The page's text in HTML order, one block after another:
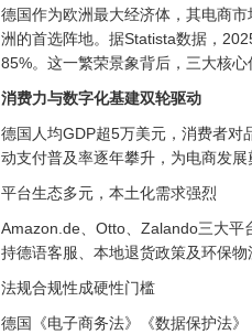
德国作为欧洲最大经济体，其电商
洲的首选阵地。据Statista数据，
85%。这一繁荣景象背后，三大核心
消费力与数字化基建双轮驱动
德国人均GDP超5万美元，消费者对
动支付普及率逐年攀升，为电商发展
平台生态多元，本土化需求强烈
Amazon.de、Otto、Zalando三大平
持德语客服、本地退货政策及环保
法规合规性成硬性门槛
德国《电子商务法》《数据保护法